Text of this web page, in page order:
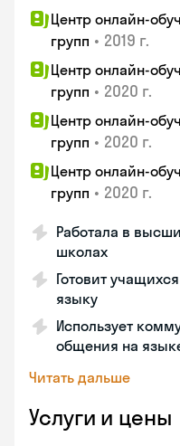
Центр онлайн-
групп • 2019 г.
Центр онлайн-
групп • 2020 г.
Центр онлайн-
групп • 2020 г.
Центр онлайн-
групп • 2020 г.
Работала в
школах
Готовит
языку
Использует
общения на
Читать дальше
Услуги и цены